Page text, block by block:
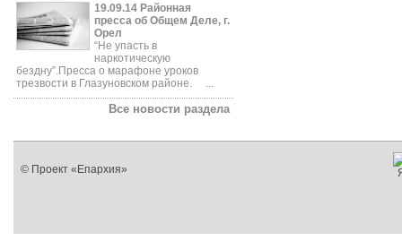
19.09.14 Районная
пресса об Общем Деле, г.
Орел
“Не упасть в
наркотическую
бездну”.Пресса о марафоне уроков
трезвости в Глазуновском районе. ...
Все новости раздела
© Проект «Епархия»